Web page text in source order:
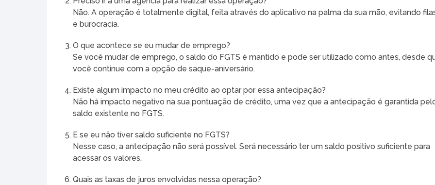
Não. A operação é totalmente digital, feita através do aplicativo na palma da sua mão, evitando
e burocracia.
O que acontece se eu mudar de emprego?
Se você mudar de emprego, o saldo do FGTS é mantido e pode ser utilizado como antes, desde
você continue com a opção de saque-aniversário.
Existe algum impacto no meu crédito ao optar por essa antecipação?
Não há impacto negativo na sua pontuação de crédito, uma vez que a antecipação é garantida
saldo existente no FGTS.
E se eu não tiver saldo suficiente no FGTS?
Nesse caso, a antecipação não será possível. Será necessário ter um saldo positivo suficiente para
acessar os valores.
Quais as taxas de juros envolvidas nessa operação?